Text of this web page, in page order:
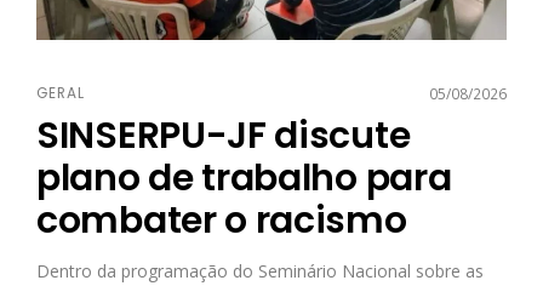
GERAL 05/08/2026
SINSERPU-JF discute
plano de trabalho para
combater o racismo
Dentro da programação do Seminário Nacional sobre as